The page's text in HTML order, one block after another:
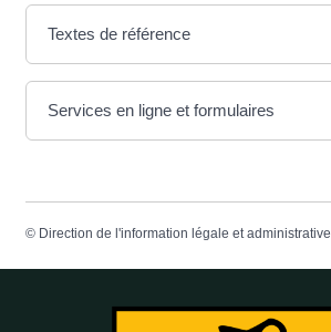
Textes de référence
Services en ligne et formulaires
© Direction de l'information légale et administrative